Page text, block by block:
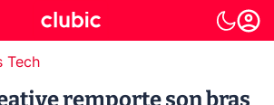
Tech
remporte son bras